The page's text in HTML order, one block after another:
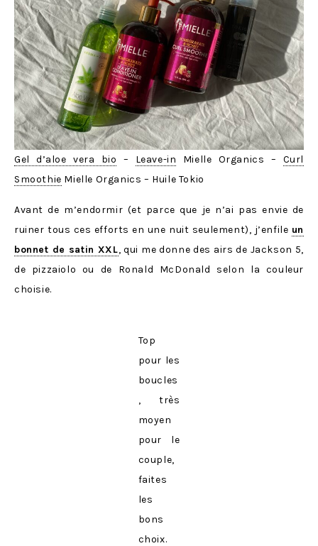
Gel d’aloe vera bio – Leave-in Mielle Organics – Curl
Smoothie Mielle Organics – Huile Tokio
Avant de m’endormir (et parce que je n’ai pas envie de
ruiner tous ces efforts en une nuit seulement), j’enfile un
bonnet de satin XXL, qui me donne des airs de Jackson 5,
de pizzaiolo ou de Ronald McDonald selon la couleur
choisie.
Top
pour les
boucles
, très
moyen
pour le
couple,
faites
les
bons
choix.